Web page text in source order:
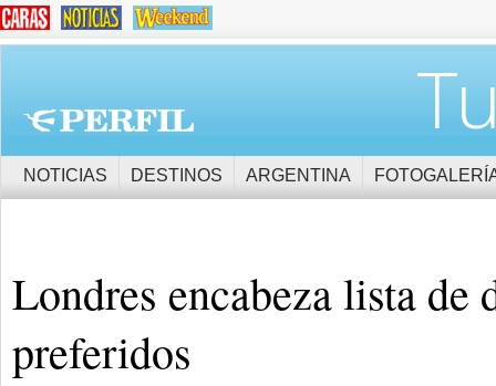
NOTICIAS DESTINOS ARGENTINA
Londres encabeza lista de
preferidos